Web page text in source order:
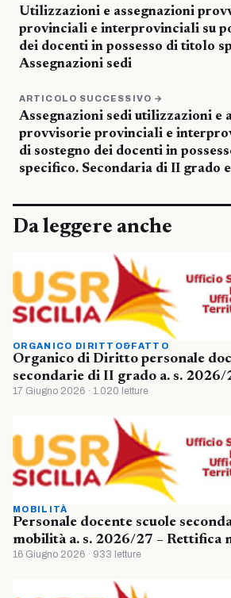
Utilizzazioni e assegnazioni
provinciali e interprovinciali su
dei docenti in possesso di titolo
Assegnazioni sedi
ARTICOLO SUCCESSIVO →
Assegnazioni sedi utilizzazioni e
provvisorie provinciali e
di sostegno dei docenti in
specifico. Secondaria di II grado
Da leggere anche
ORGANICO DIRITTO&FATTO
Organico di Diritto personale
secondarie di II grado a. s.
17 Giugno 2026 · 1.020 letture
MOBILITÀ
Personale docente scuole
mobilità a. s. 2026/27 – Rettifica
16 Giugno 2026 · 933 letture